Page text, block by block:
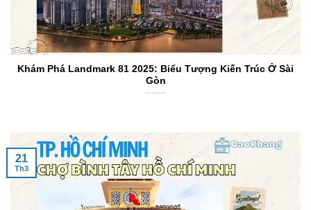
Khám Phá Landmark 81 2025: Biểu Tượng Kiến Trúc Ở Sài
Gòn
21
Th3